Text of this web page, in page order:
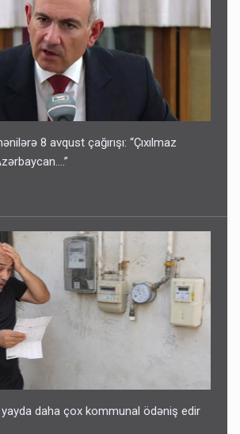
8 avqust çağırışı: “Çıxılmaz
daha çox kommunal ödəniş edir